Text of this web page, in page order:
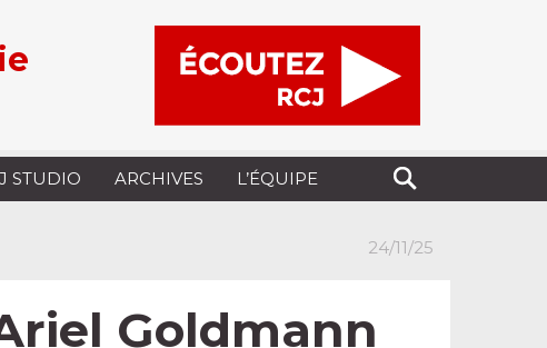
STUDIO ARCHIVES L’ÉQUIPE
24/11/25
Goldmann